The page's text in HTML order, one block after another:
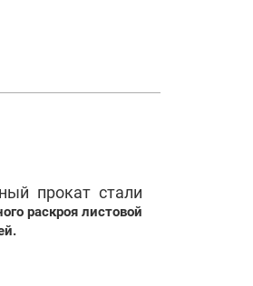
прокат стали
раскроя листовой